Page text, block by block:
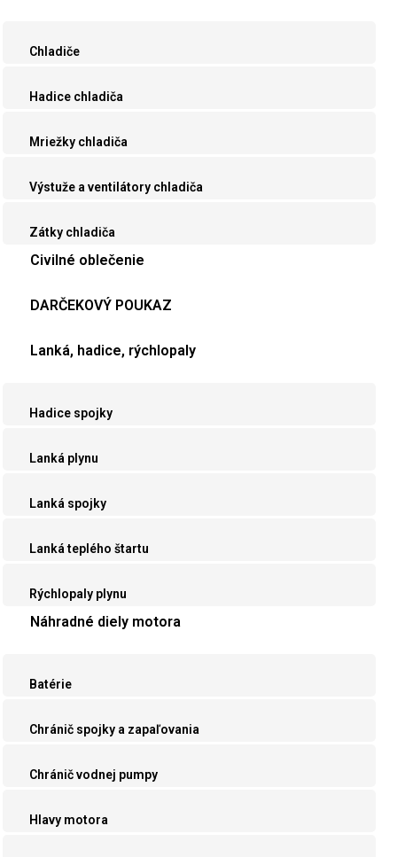
Chladiče
Hadice chladiča
Mriežky chladiča
Výstuže a ventilátory chladiča
Zátky chladiča
Civilné oblečenie
DARČEKOVÝ POUKAZ
Lanká, hadice, rýchlopaly
Hadice spojky
Lanká plynu
Lanká spojky
Lanká teplého štartu
Rýchlopaly plynu
Náhradné diely motora
Batérie
Chránič spojky a zapaľovania
Chránič vodnej pumpy
Hlavy motora